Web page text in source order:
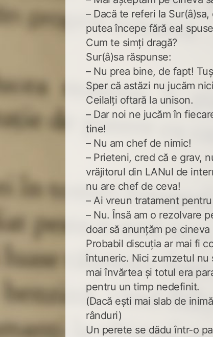
– Dacă te referi la
putea începe fără ea!
Cum te simți dragă?
Sur(â)sa răspunse:
– Nu prea bine, de fapt!
Sper că astăzi nu jucăm
Ceilalți oftară la unison.
– Dar noi ne jucăm în
tine!
– Nu am chef de nimic!
– Prieteni, cred că e grav,
vrăjitorul din LANul de
nu are chef de ceva!
– Ai vreun tratament pentru
– Nu. Însă am o rezolvare
doar să anunțăm pe
Probabil discuția ar mai fi
întuneric. Nici zumzetul nu
mai învărtea și totul era
pentru un timp nedefinit.
(Dacă ești mai slab de
rânduri)
Un perete se dădu într-o